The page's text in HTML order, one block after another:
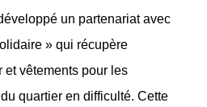
un partenariat avec
» qui récupère
et vêtements pour les
quartier en difficulté. Cette